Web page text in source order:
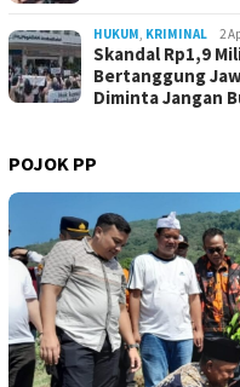
HUKUM KRIMINAL 2
Skandal Rp1,9
Bertanggung
Diminta Jangan
POJOK PP